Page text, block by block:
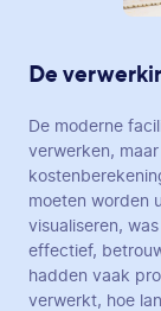
De
De moderne
verwerken,
moeten worden
visualiseren,
effectief,
hadden vaak
verwerkt, hoe